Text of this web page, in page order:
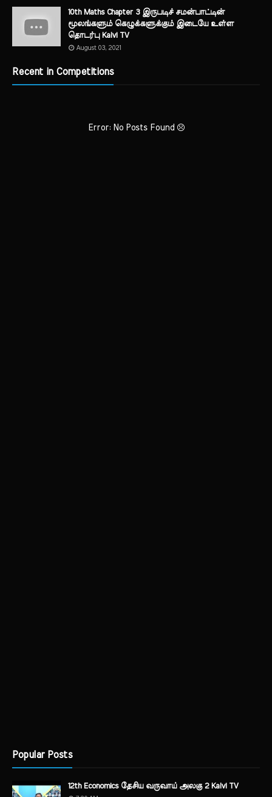
10th Maths Chapter 3 இருபடிச் சமன்பாட்டின்
மூலங்களும் கெழுக்களுக்கும் இடையே உள்ள
தொடர்பு Kalvi TV
August 03, 2021
Recent in Competitions
Error: No Posts Found
Popular Posts
12th Economics தேசிய வருவாய் அலகு 2 Kalvi TV